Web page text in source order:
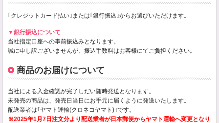
｢クレジットカード払い｣または｢銀行振込｣からお選びいただけます。
▼銀行振込について
当社指定口座への事前振込みとなります。
誠に申し訳ございませんが、振込手数料はお客様にてご負担ください。
商品のお届けについて
当社による入金確認が完了しだい随時発送となります。
未発売の商品は、発売日当日にお手元に届くように発送いたします。
配送業者は｢ヤマト運輸(クロネコヤマト)｣です。
※2025年1月7日注文分より配送業者が日本郵便からヤマト運輸へ変更となり